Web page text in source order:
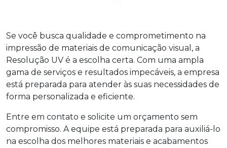
Se você busca qualidade e comprometimento na
impressão de materiais de comunicação visual, a
Resolução UV é a escolha certa. Com uma ampla
gama de serviços e resultados impecáveis, a empresa
está preparada para atender às suas necessidades de
forma personalizada e eficiente.
Entre em contato e solicite um orçamento sem
compromisso. A equipe está preparada para auxiliá-lo
na escolha dos melhores materiais e acabamentos